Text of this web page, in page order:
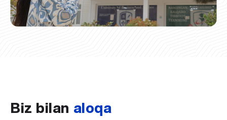
Biz bilan aloqa